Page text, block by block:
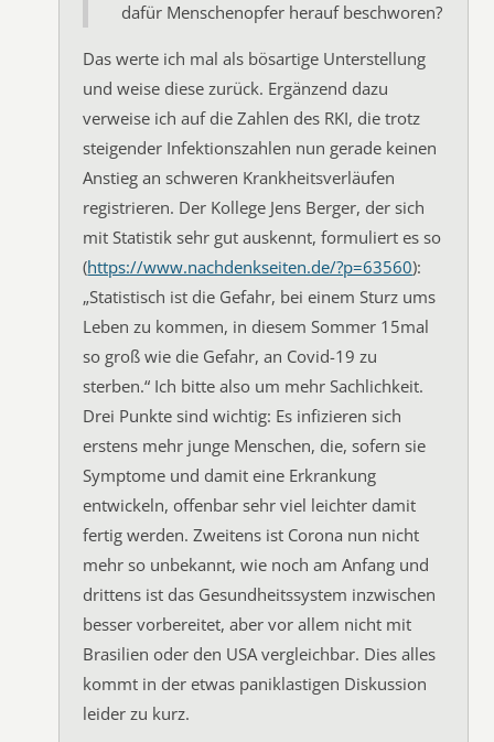
dafür Menschenopfer herauf beschworen?
Das werte ich mal als bösartige Unterstellung
und weise diese zurück. Ergänzend dazu
verweise ich auf die Zahlen des RKI, die trotz
steigender Infektionszahlen nun gerade keinen
Anstieg an schweren Krankheitsverläufen
registrieren. Der Kollege Jens Berger, der sich
mit Statistik sehr gut auskennt, formuliert es so
(https://www.nachdenkseiten.de/?p=63560):
„Statistisch ist die Gefahr, bei einem Sturz ums
Leben zu kommen, in diesem Sommer 15mal
so groß wie die Gefahr, an Covid-19 zu
sterben.“ Ich bitte also um mehr Sachlichkeit.
Drei Punkte sind wichtig: Es infizieren sich
erstens mehr junge Menschen, die, sofern sie
Symptome und damit eine Erkrankung
entwickeln, offenbar sehr viel leichter damit
fertig werden. Zweitens ist Corona nun nicht
mehr so unbekannt, wie noch am Anfang und
drittens ist das Gesundheitssystem inzwischen
besser vorbereitet, aber vor allem nicht mit
Brasilien oder den USA vergleichbar. Dies alles
kommt in der etwas paniklastigen Diskussion
leider zu kurz.